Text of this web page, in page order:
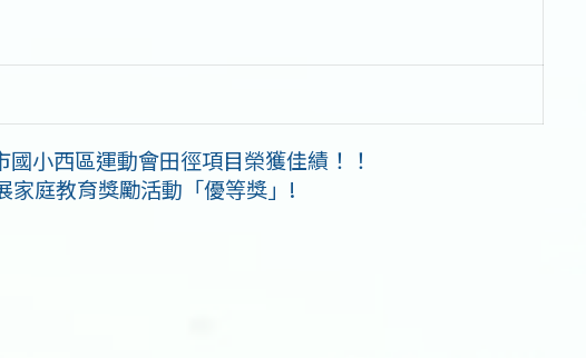
小西區運動會田徑項目榮獲佳績！！
庭教育獎勵活動「優等獎」!